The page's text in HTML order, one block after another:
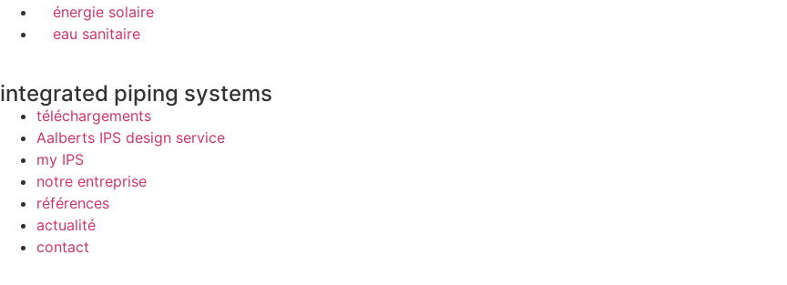
énergie solaire
eau sanitaire
integrated piping systems
téléchargements
Aalberts IPS design service
my IPS
notre entreprise
références
actualité
contact